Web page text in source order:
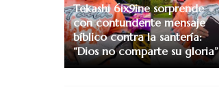
Tekashi 6ix9ine sorprende
con contundente mensaje
bíblico contra la santería:
“Dios no comparte su gloria”